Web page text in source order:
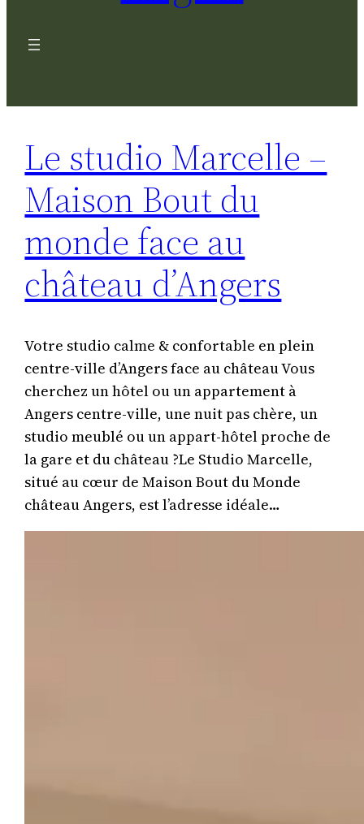
Le studio Marcelle –
Maison Bout du
monde face au
château d’Angers
Votre studio calme & confortable en plein
centre-ville d’Angers face au château Vous
cherchez un hôtel ou un appartement à
Angers centre-ville, une nuit pas chère, un
studio meublé ou un appart-hôtel proche de
la gare et du château ?Le Studio Marcelle,
situé au cœur de Maison Bout du Monde
château Angers, est l’adresse idéale…